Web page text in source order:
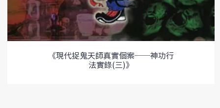
《現代捉鬼天師真實個案──神功行
法實錄(三)》